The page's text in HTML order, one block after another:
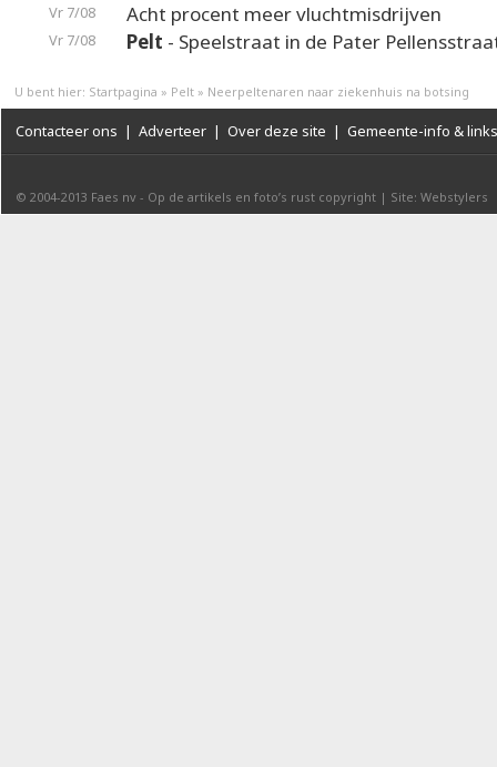
Vr 7/08 Acht procent meer vluchtmisdrijven
Vr 7/08 Pelt - Speelstraat in de Pater
U bent hier: Startpagina » Pelt » Neerpeltenaren naar ziekenhuis na botsing
Contacteer ons | Adverteer | Over deze site | Gemeente-info & links
© 2004-2013 Faes nv - Op de artikels en foto’s rust copyright | Site: Webstylers